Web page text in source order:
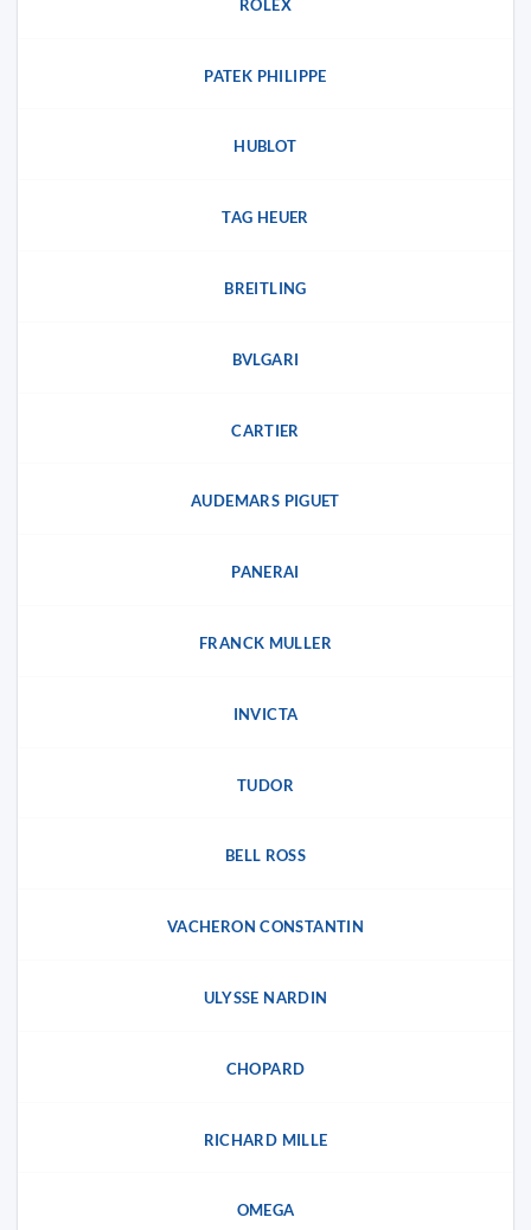
ROLEX
PATEK PHILIPPE
HUBLOT
TAG HEUER
BREITLING
BVLGARI
CARTIER
AUDEMARS PIGUET
PANERAI
FRANCK MULLER
INVICTA
TUDOR
BELL ROSS
VACHERON CONSTANTIN
ULYSSE NARDIN
CHOPARD
RICHARD MILLE
OMEGA